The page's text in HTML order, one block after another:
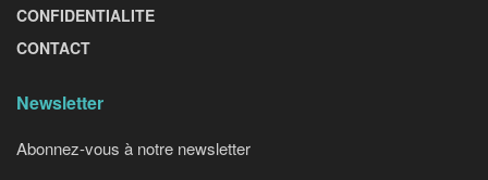
CONFIDENTIALITE
CONTACT
Newsletter
Abonnez-vous à notre newsletter